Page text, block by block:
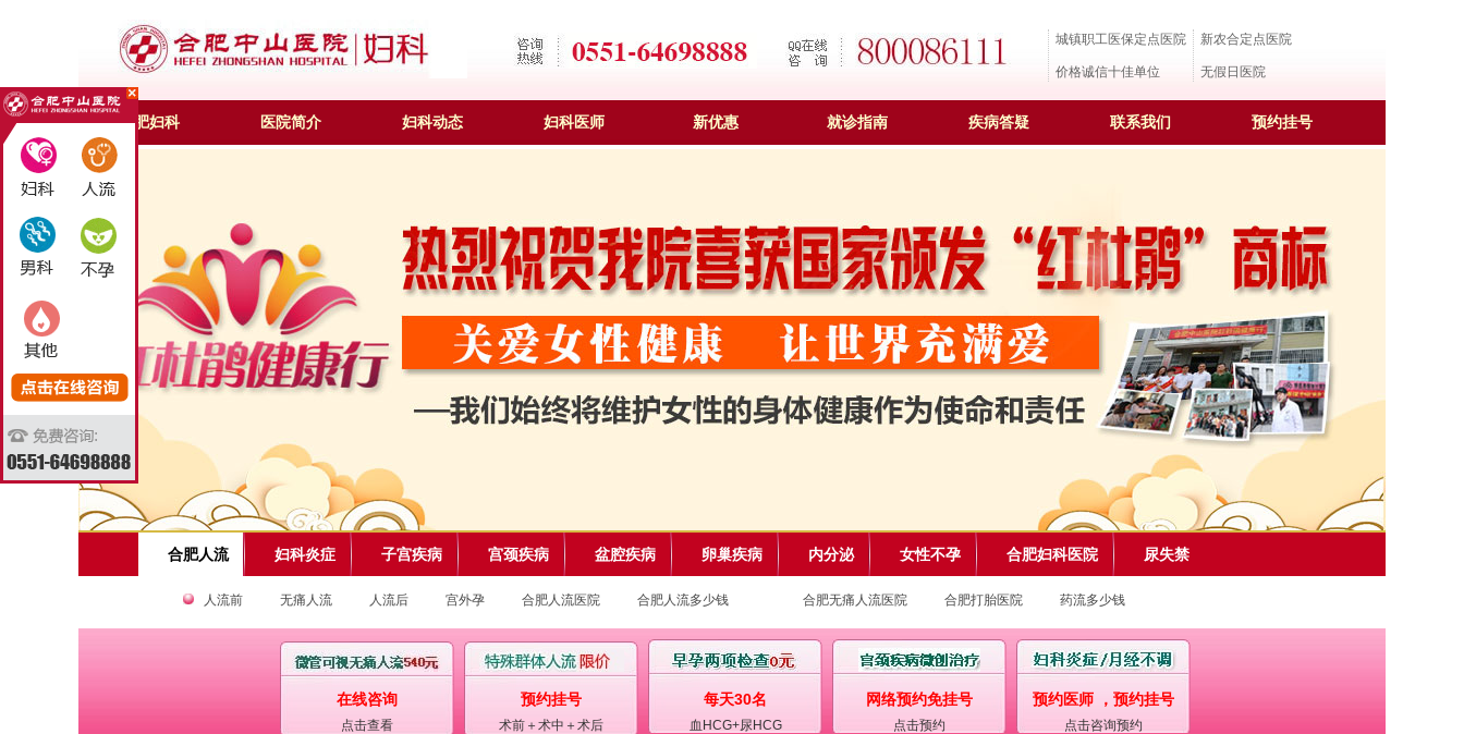
城镇职工医保定点医院
价格诚信十佳单位
新农合定点医院
无假日医院
合肥妇科 医院简介 妇科动态 妇科医师 新优惠 就诊指南 疾病答疑 联系我们 预约挂号
合肥人流 妇科炎症 子宫疾病 宫颈疾病 盆腔疾病 卵巢疾病 内分泌 女性不孕 合肥妇科医院 尿失禁
人流前 无痛人流 人流后 宫外孕 合肥人流医院 合肥人流多少钱 合肥无痛人流医院 合肥打胎医院 药流多少钱
在线咨询
点击查看
预约挂号
术前＋术中＋术后
每天30名
血HCG+尿HCG
网络预约免挂号
点击预约
预约医师 ，预约挂号
点击咨询预约